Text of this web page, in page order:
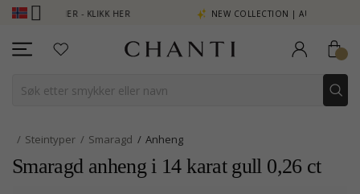
SE MER - KLIKK HER NEW COLLECTION | AURA
Steintyper Smaragd Anheng
Smaragd anheng i 14 karat gull 0,26 ct